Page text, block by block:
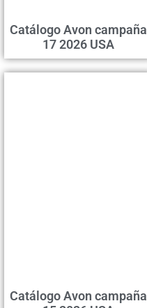
Catálogo Avon campaña
17 2026 USA
Catálogo Avon campaña